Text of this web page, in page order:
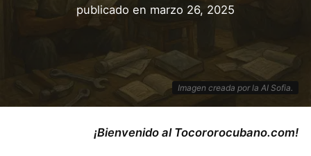
publicado en marzo 26, 2025
Imagen creada por la AI Sofia.
¡Bienvenido al Tocororocubano.com!